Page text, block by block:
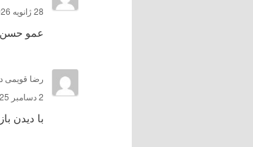
28 ژانویه 2026
عمو حسن
رضا قویمی
2 دسامبر 2025
با دیدن